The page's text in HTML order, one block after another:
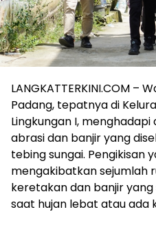
LANGKATTERKINI.COM –
Padang, tepatnya di
Lingkungan I,
abrasi dan banjir yang
tebing sungai. Pengikisan
mengakibatkan sejumlah
keretakan dan banjir
saat hujan lebat atau ada